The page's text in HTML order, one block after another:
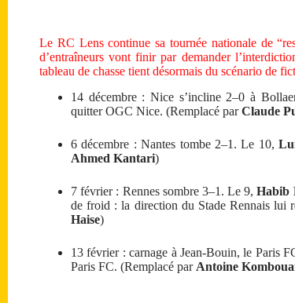
Le RC Lens continue sa tournée nationale de
d’entraîneurs vont finir par demander
tableau de chasse tient désormais du scénario de
14 décembre : Nice s’incline 2–0 à
quitterOGC Nice. (Remplacé parClaude
6 décembre : Nantes tombe 2–1. Le 10,
Ahmed Kantari)
7 février : Rennes sombre 3–1. Le 9,Habib
de froid : la direction du Stade Rennaislui
Haise)
13 février : carnage à Jean-Bouin, le Paris
Paris FC. (Remplacé par Antoine